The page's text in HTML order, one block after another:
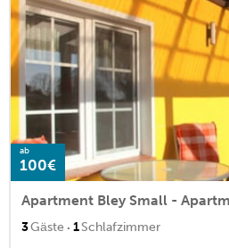
ab
100€
Apartment Bley Small -
3Gäste · 1Schlafzimmer